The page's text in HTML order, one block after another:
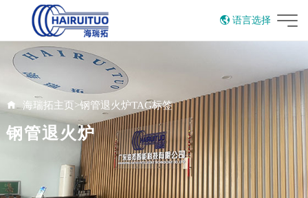
语言选择
海瑞拓主页>钢管退火炉TAG标签
钢管退火炉